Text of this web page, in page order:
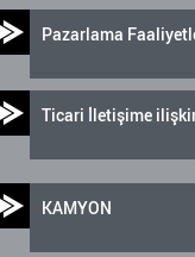
Pazarlama
Ticari İletişime
KAMYON